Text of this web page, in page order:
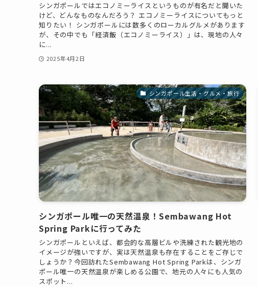
シンガポールではエコノミーライスというものが有名だと聞いた
けど、どんなものなんだろう？ エコノミーライスについてもっと
知りたい！ シンガポールには数多くのローカルグルメがあります
が、その中でも「経済飯（エコノミーライス）」は、現地の人々
に...
2025年4月2日
シンガポール生活・グルメ・旅行
シンガポール唯一の天然温泉！Sembawang Hot
Spring Parkに行ってみた
シンガポールといえば、都会的な高層ビルや洗練された観光地の
イメージが強いですが、実は天然温泉も存在することをご存じで
しょうか？今回訪れたSembawang Hot Spring Parkは、シンガ
ポール唯一の天然温泉が楽しめる公園で、地元の人々にも人気の
スポット...